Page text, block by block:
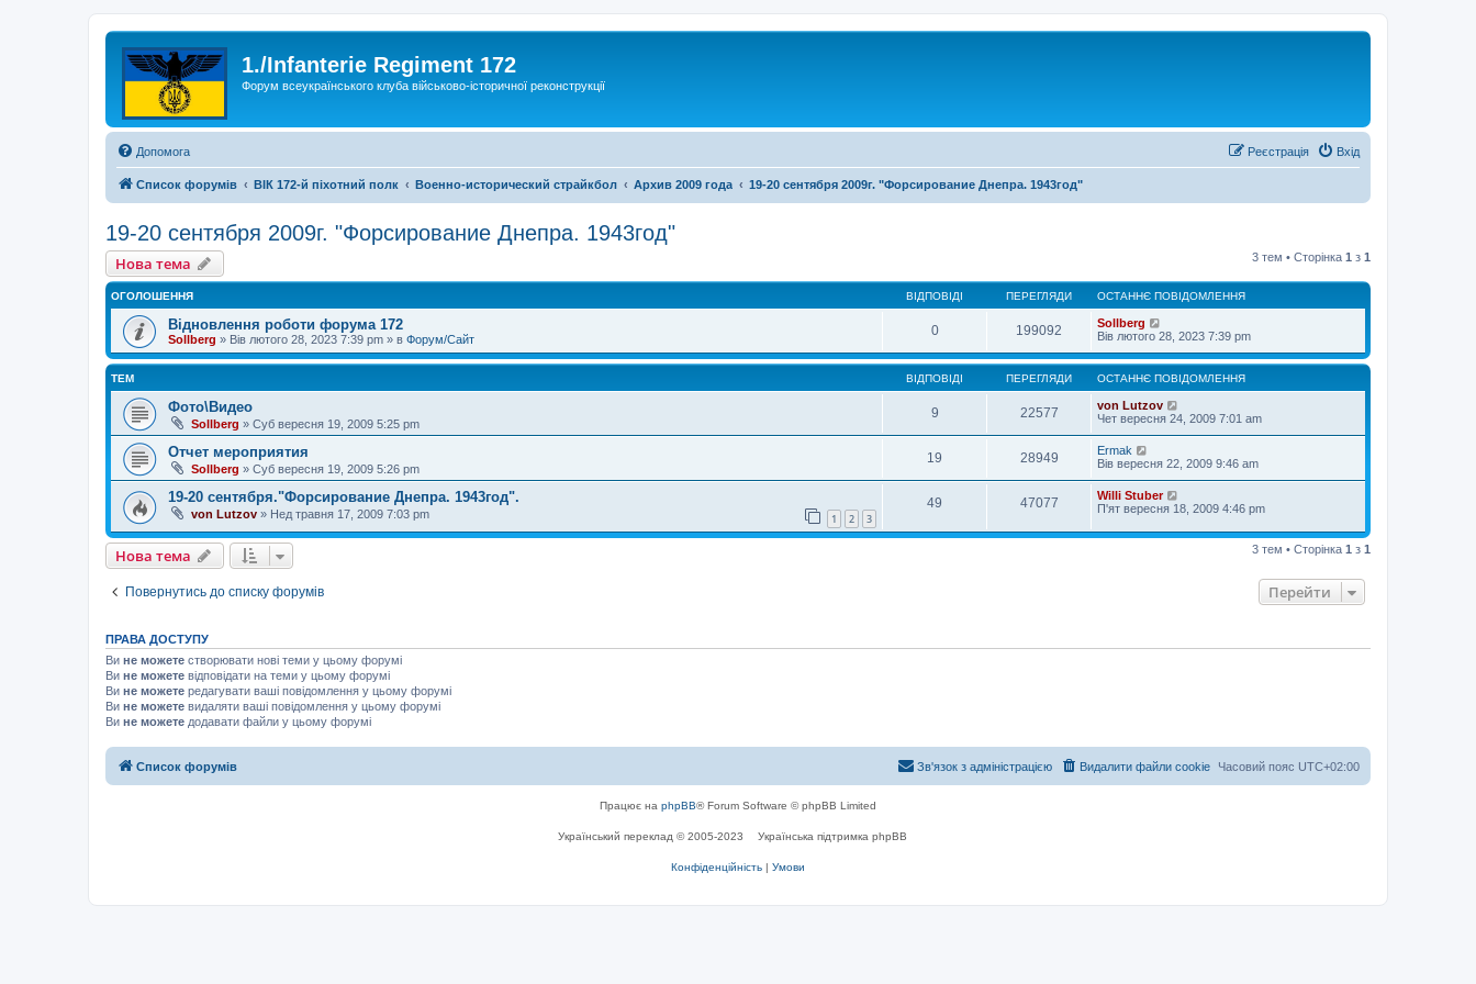
1./Infanterie Regiment 172
Форум всеукраїнського клуба військово-історичної реконструкції
Допомога Вхід
Реєстрація
Список форумів ВІК 172-й піхотний полк Военно-исторический страйкбол Архив 2009 года 19-20 сентября 2009г. "Форсирование Днепра. 1943год"
19-20 сентября 2009г. "Форсирование Днепра. 1943год"
Нова тема 3 тем • Сторінка 1 з 1
ОГОЛОШЕННЯ ВІДПОВІДІ ПЕРЕГЛЯДИ ОСТАННЄ ПОВІДОМЛЕННЯ
Відновлення роботи форума 172
Sollberg » Вів лютого 28, 2023 7:39 pm » в Форум/Сайт
0 199092
Sollberg
Вів лютого 28, 2023 7:39 pm
ТЕМ ВІДПОВІДІ ПЕРЕГЛЯДИ ОСТАННЄ ПОВІДОМЛЕННЯ
Фото\Видео
Sollberg » Суб вересня 19, 2009 5:25 pm
9 22577
von Lutzov
Чет вересня 24, 2009 7:01 am
Отчет мероприятия
Sollberg » Суб вересня 19, 2009 5:26 pm
19 28949
Ermak
Вів вересня 22, 2009 9:46 am
19-20 сентября."Форсирование Днепра. 1943год".
von Lutzov » Нед травня 17, 2009 7:03 pm 1 2 3
49 47077
Willi Stuber
П'ят вересня 18, 2009 4:46 pm
Нова тема 3 тем • Сторінка 1 з 1
Повернутись до списку форумів Перейти
ПРАВА ДОСТУПУ
Ви не можете створювати нові теми у цьому форумі
Ви не можете відповідати на теми у цьому форумі
Ви не можете редагувати ваші повідомлення у цьому форумі
Ви не можете видаляти ваші повідомлення у цьому форумі
Ви не можете додавати файли у цьому форумі
Список форумів Часовий пояс UTC+02:00
Видалити файли cookie
Зв'язок з адміністрацією
Працює на phpBB® Forum Software © phpBB Limited
Український переклад © 2005-2023 Українська підтримка phpBB
Конфіденційність | Умови